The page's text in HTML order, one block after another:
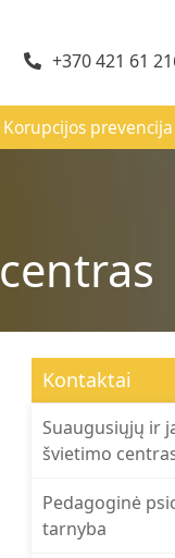
+370 421 61
Korupcijos prevencija
Kontaktai
Suaugusiųjų ir
švietimo
Pedagoginė
tarnyba